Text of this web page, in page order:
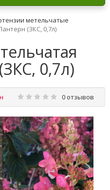
метельчатые
(ЗКС, 0,7л)
0,7л)
0 отзывов